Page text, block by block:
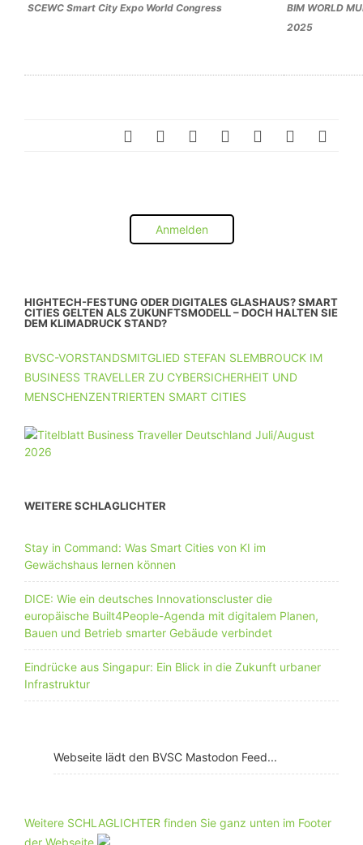
SCEWC Smart City Expo World Congress
BIM WORLD
2025
Anmelden
HIGHTECH-FESTUNG ODER DIGITALES GLASHAUS? SMART
CITIES GELTEN ALS ZUKUNFTSMODELL – DOCH HALTEN SIE
DEM KLIMADRUCK STAND?
BVSC-VORSTANDSMITGLIED STEFAN SLEMBROUCK IM
BUSINESS TRAVELLER ZU CYBERSICHERHEIT UND
MENSCHENZENTRIERTEN SMART CITIES
WEITERE SCHLAGLICHTER
Stay in Command: Was Smart Cities von KI im
Gewächshaus lernen können
DICE: Wie ein deutsches Innovationscluster die
europäische Built4People-Agenda mit digitalem Planen,
Bauen und Betrieb smarter Gebäude verbindet
Eindrücke aus Singapur: Ein Blick in die Zukunft urbaner
Infrastruktur
Webseite lädt den BVSC Mastodon Feed...
Weitere SCHLAGLICHTER finden Sie ganz unten im Footer
der Webseite